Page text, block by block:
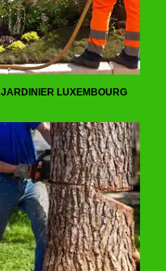
JARDINIER LUXEMBOURG